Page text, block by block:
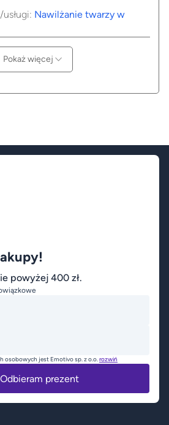
Nawilżanie twarzy w
Pokaż więcej
powyżej 400 zł.
osobowych jest Emotivo sp. z o.o.rozwiń
Odbieram prezent